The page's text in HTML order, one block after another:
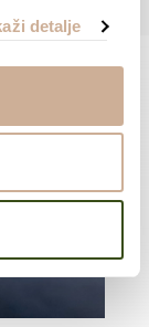
detalje